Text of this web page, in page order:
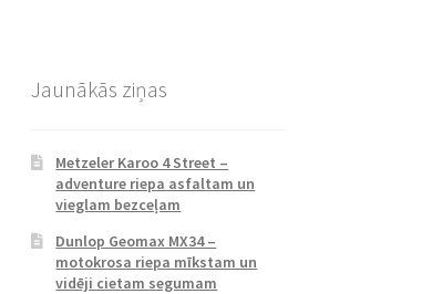
Jaunākās ziņas
Metzeler Karoo 4 Street –
adventure riepa asfaltam un
vieglam bezceļam
Dunlop Geomax MX34 –
motokrosa riepa mīkstam un
vidēji cietam segumam